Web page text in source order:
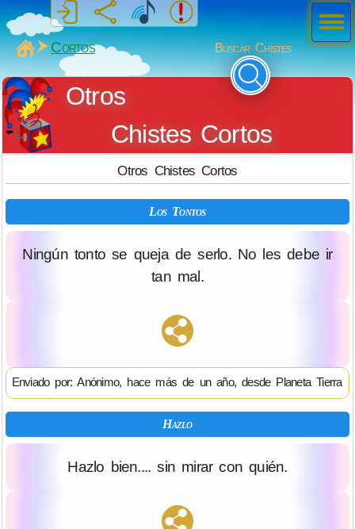
MiSabueso
Cortos Buscar Chistes
Otros
Chistes Cortos
Otros Chistes Cortos
Los Tontos
Ningún tonto se queja de serlo. No les debe ir
tan mal.
Enviado por: Anónimo, hace más de un año, desde Planeta Tierra
Hazlo
Hazlo bien.... sin mirar con quién.
Men
ú